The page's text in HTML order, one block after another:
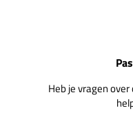
Heb je vragen